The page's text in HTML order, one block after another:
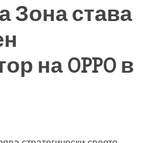
Зона става
на OPPO в